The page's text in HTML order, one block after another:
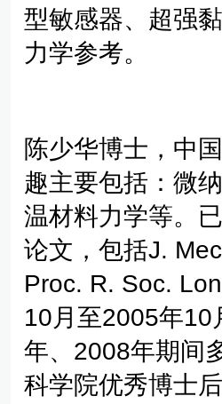
型敏感器、超强
力学参考。
陈少华博士，中
趣主要包括：微
温材料力学等。
论文，包括J.
Proc. R. Soc.
10月至2005年10
年、2008年期间
科学院优秀博士